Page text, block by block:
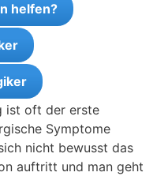
helfen?
ist oft der erste
Symptome
nicht bewusst das
auftritt und man geht